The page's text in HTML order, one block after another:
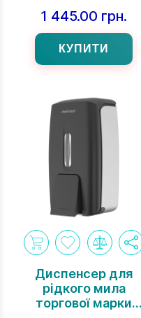
1 445.00 грн.
КУПИТИ
Диспенсер для
рідкого мила
торгової марки